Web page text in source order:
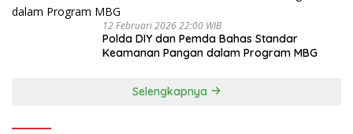
12 Februari 2026 22:00 WIB
Polda DIY dan Pemda Bahas Standar
Keamanan Pangan dalam Program MBG
Selengkapnya